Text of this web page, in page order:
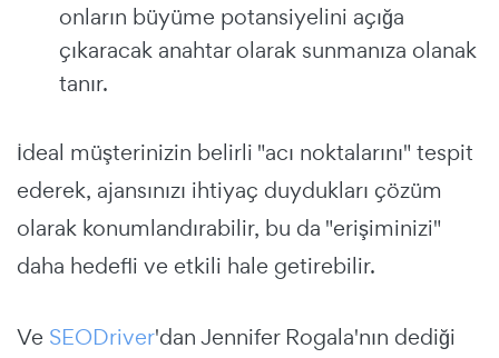
onların büyüme potansiyelini açığa
çıkaracak anahtar olarak sunmanıza olanak
tanır.
İdeal müşterinizin belirli "acı noktalarını" tespit
ederek, ajansınızı ihtiyaç duydukları çözüm
olarak konumlandırabilir, bu da "erişiminizi"
daha hedefli ve etkili hale getirebilir.
Ve SEODriver'dan Jennifer Rogala'nın dediği